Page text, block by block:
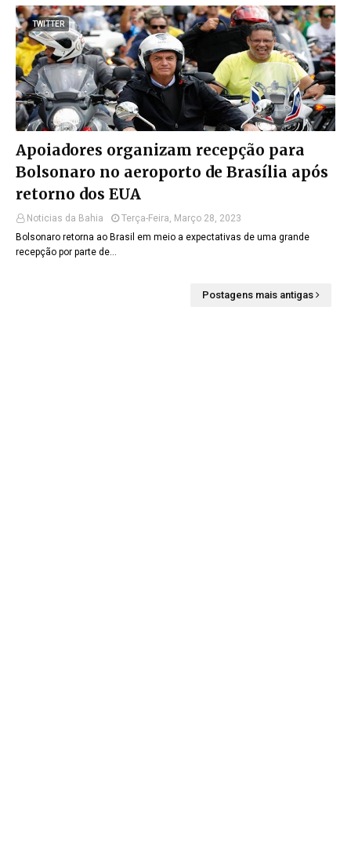
TWITTER
Apoiadores organizam recepção para
Bolsonaro no aeroporto de Brasília após
retorno dos EUA
Noticias da Bahia
Terça-Feira, Março 28, 2023
Bolsonaro retorna ao Brasil em meio a expectativas de uma grande
recepção por parte de…
Postagens mais antigas